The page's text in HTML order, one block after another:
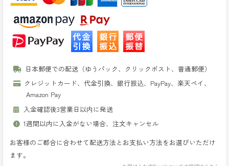
日本郵便での配送（ゆうパック、クリックポスト、普通郵便）
クレジットカード、代金引換、銀行振込、PayPay、楽天ペイ、
Amazon Pay
入金確認後3営業日以内に発送
1週間以内に入金がない場合、注文キャンセル
お客様のご都合に合わせて配送方法とお支払い方法をお選びいただけ
ます。